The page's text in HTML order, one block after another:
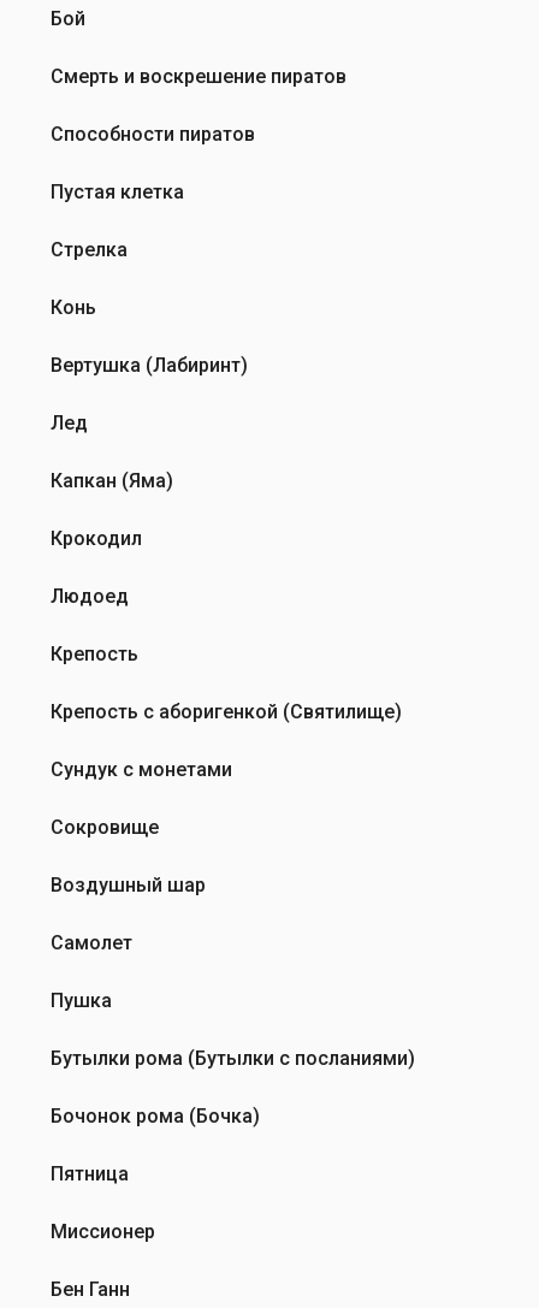
е
а
ь
от
Maltseva
ш
л
с
е
а
ь
от
Maltseva
Бой
Смерть и воскрешение пиратов
Способности пиратов
Пустая клетка
Стрелка
Конь
Вертушка (Лабиринт)
Лед
Капкан (Яма)
Крокодил
Людоед
Крепость
Крепость с аборигенкой (Святилище)
Сундук с монетами
Сокровище
Воздушный шар
Самолет
Пушка
Бутылки рома (Бутылки с посланиями)
Бочонок рома (Бочка)
Пятница
Миссионер
Бен Ганн